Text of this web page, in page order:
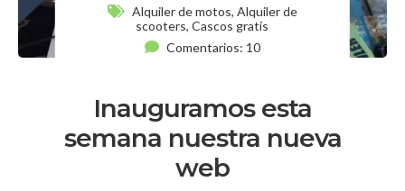
Alquiler de motos, Alquiler de
scooters,Cascos gratis
Comentarios: 10
Inauguramos esta
semana nuestra nueva
web